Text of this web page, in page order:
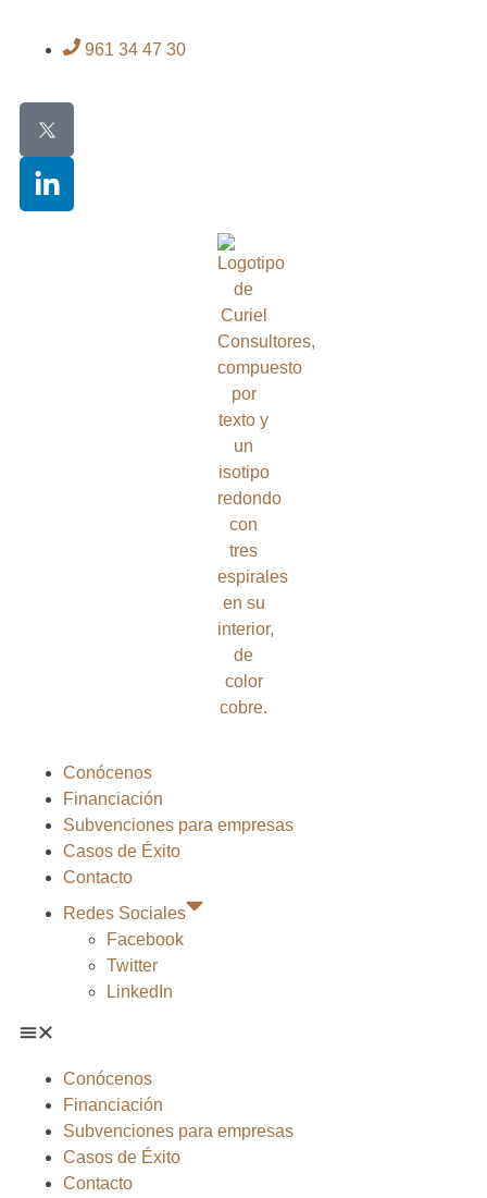
961 34 47 30
Conócenos
Financiación
Subvenciones para empresas
Casos de Éxito
Contacto
Redes Sociales
Facebook
Twitter
LinkedIn
Conócenos
Financiación
Subvenciones para empresas
Casos de Éxito
Contacto